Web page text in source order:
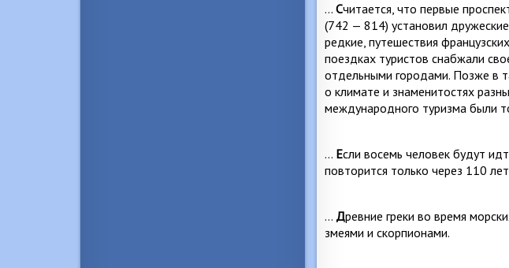
… Считается, что первые
(742 — 814) установил
редкие, путешествия
поездках туристов снабжали
отдельными городами. Позже в
о климате и знаменитостях
международного туризма были
… Если восемь человек будут
повторится только через 110
… Древние греки во время
змеями и скорпионами.